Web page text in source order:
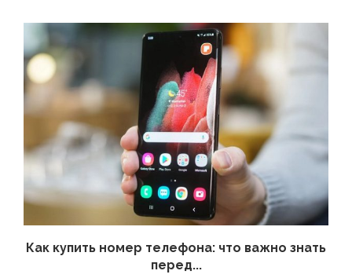
Как купить номер телефона: что важно знать
перед...